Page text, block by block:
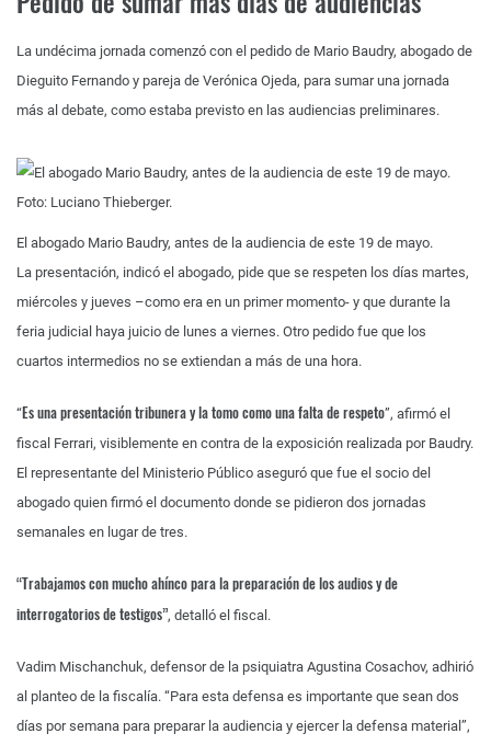
La undécima jornada comenzó con el pedido de Mario Baudry, abogado de
Dieguito Fernando y pareja de Verónica Ojeda, para sumar una jornada
más al debate, como estaba previsto en las audiencias preliminares.
El abogado Mario Baudry, antes de la audiencia de este 19 de mayo.
La presentación, indicó el abogado, pide que se respeten los días martes,
miércoles y jueves –como era en un primer momento- y que durante la
feria judicial haya juicio de lunes a viernes. Otro pedido fue que los
cuartos intermedios no se extiendan a más de una hora.
“Es una presentación tribunera y la tomo como una falta de respeto”, afirmó el
fiscal Ferrari, visiblemente en contra de la exposición realizada por Baudry.
El representante del Ministerio Público aseguró que fue el socio del
abogado quien firmó el documento donde se pidieron dos jornadas
semanales en lugar de tres.
“Trabajamos con mucho ahínco para la preparación de los audios y de
interrogatorios de testigos”, detalló el fiscal.
Vadim Mischanchuk, defensor de la psiquiatra Agustina Cosachov, adhirió
al planteo de la fiscalía. “Para esta defensa es importante que sean dos
días por semana para preparar la audiencia y ejercer la defensa material”,